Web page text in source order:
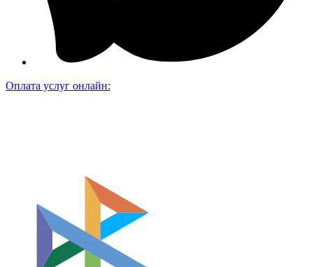
Оплата услуг онлайн: